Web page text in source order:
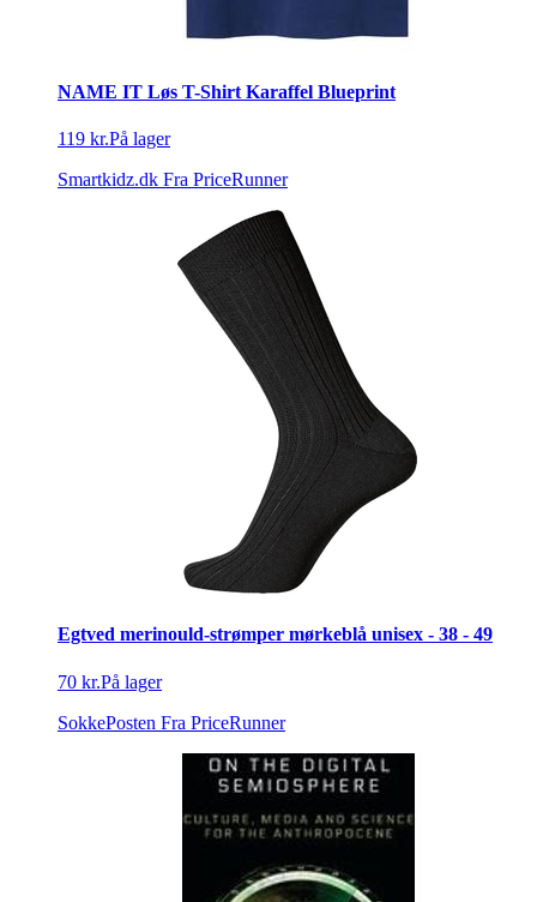
NAME IT Løs T-Shirt Karaffel Blueprint
119 kr.På lager
Smartkidz.dk Fra PriceRunner
Egtved merinould-strømper mørkeblå unisex - 38 - 49
70 kr.På lager
SokkePosten Fra PriceRunner